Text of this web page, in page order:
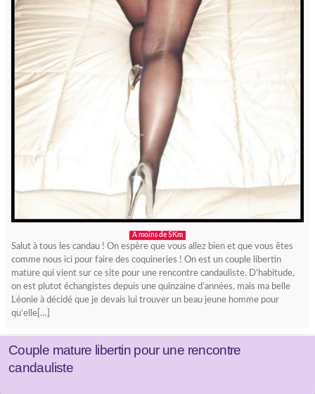
A moins de 5Km
Salut à tous les candau ! On espère que vous allez bien et que vous êtes
comme nous ici pour faire des coquineries ! On est un couple libertin
mature qui vient sur ce site pour une rencontre candauliste. D’habitude,
on est plutot échangistes depuis une quinzaine d’années, mais ma belle
Léonie à décidé que je devais lui trouver un beau jeune homme pour
qu’elle[…]
Couple mature libertin pour une rencontre
candauliste